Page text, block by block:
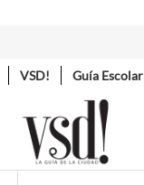
VSD! Guía Escolar